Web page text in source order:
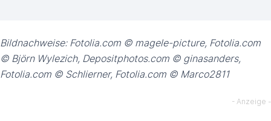
Bildnachweise: Fotolia.com © magele-picture, Fotolia.com
© Björn Wylezich, Depositphotos.com © ginasanders,
Fotolia.com © Schlierner, Fotolia.com © Marco2811